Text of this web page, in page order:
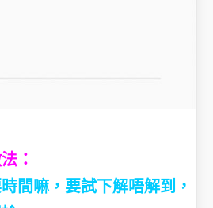
：
間嘛，要試下解唔解到，